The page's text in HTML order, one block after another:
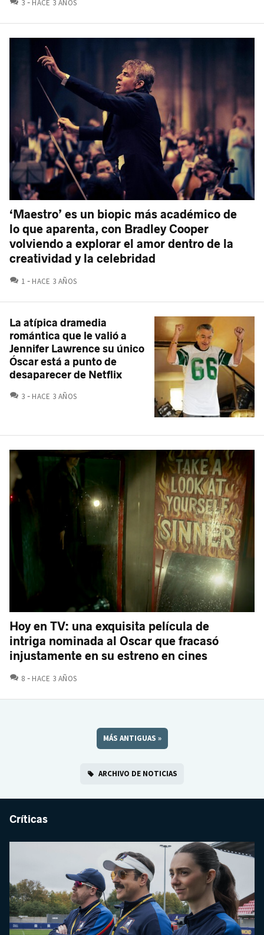
3 HACE 3 AÑOS
‘Maestro’ es un biopic más académico de
lo que aparenta, con Bradley Cooper
volviendo a explorar el amor dentro de la
creatividad y la celebridad
1 COMENTARIOS
HACE 3 AÑOS
La atípica dramedia
romántica que le valió a
Jennifer Lawrence su único
Óscar está a punto de
desaparecer de Netflix
3 COMENTARIOS
HACE 3 AÑOS
Hoy en TV: una exquisita película de
intriga nominada al Oscar que fracasó
injustamente en su estreno en cines
8 COMENTARIOS
HACE 3 AÑOS
MÁS ANTIGUAS »
ARCHIVO DE NOTICIAS
Críticas